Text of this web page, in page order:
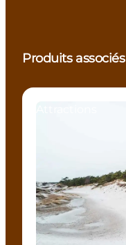
Produits associés